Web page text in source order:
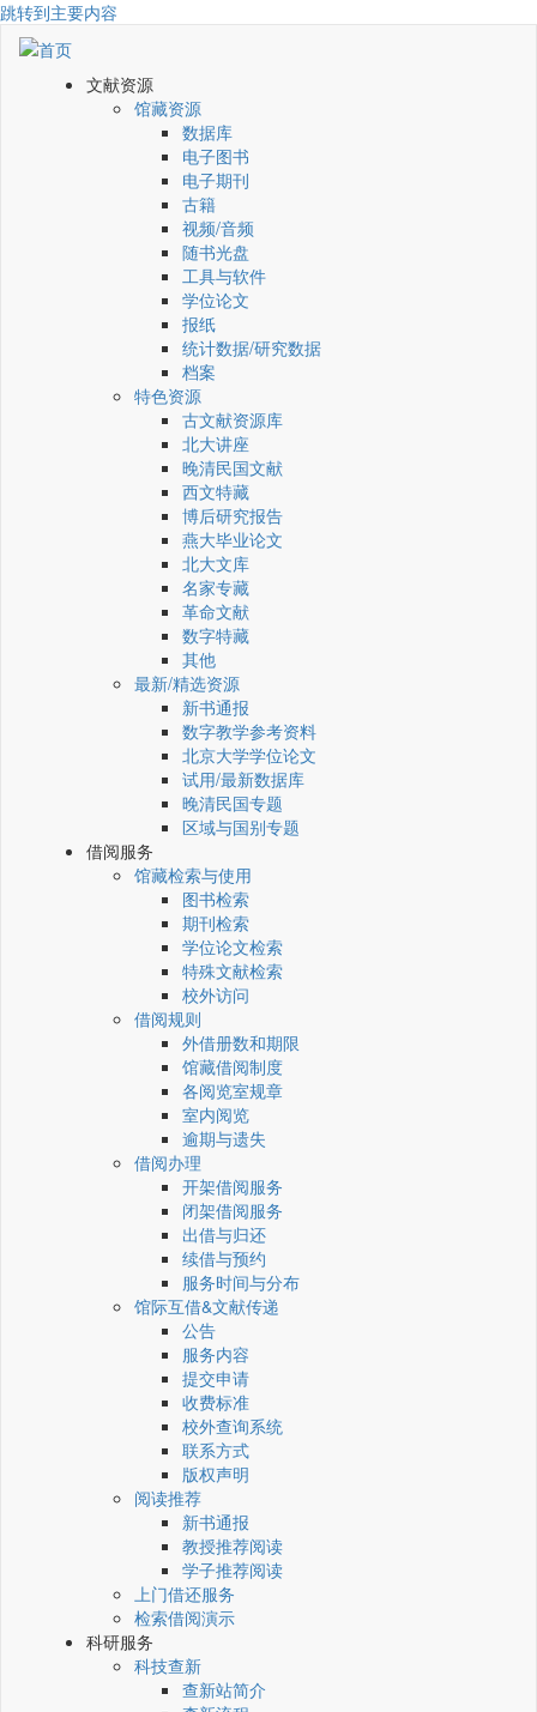
跳转到主要内容
文献资源
馆藏资源
数据库
电子图书
电子期刊
古籍
视频/音频
随书光盘
工具与软件
学位论文
报纸
统计数据/研究数据
档案
特色资源
古文献资源库
北大讲座
晚清民国文献
西文特藏
博后研究报告
燕大毕业论文
北大文库
名家专藏
革命文献
数字特藏
其他
最新/精选资源
新书通报
数字教学参考资料
北京大学学位论文
试用/最新数据库
晚清民国专题
区域与国别专题
借阅服务
馆藏检索与使用
图书检索
期刊检索
学位论文检索
特殊文献检索
校外访问
借阅规则
外借册数和期限
馆藏借阅制度
各阅览室规章
室内阅览
逾期与遗失
借阅办理
开架借阅服务
闭架借阅服务
出借与归还
续借与预约
服务时间与分布
馆际互借&文献传递
公告
服务内容
提交申请
收费标准
校外查询系统
联系方式
版权声明
阅读推荐
新书通报
教授推荐阅读
学子推荐阅读
上门借还服务
检索借阅演示
科研服务
科技查新
查新站简介